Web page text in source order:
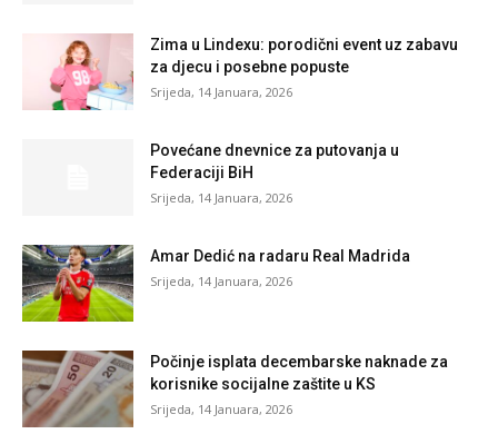
Zima u Lindexu: porodični event uz zabavu
za djecu i posebne popuste
Srijeda, 14 Januara, 2026
Povećane dnevnice za putovanja u
Federaciji BiH
Srijeda, 14 Januara, 2026
Amar Dedić na radaru Real Madrida
Srijeda, 14 Januara, 2026
Počinje isplata decembarske naknade za
korisnike socijalne zaštite u KS
Srijeda, 14 Januara, 2026